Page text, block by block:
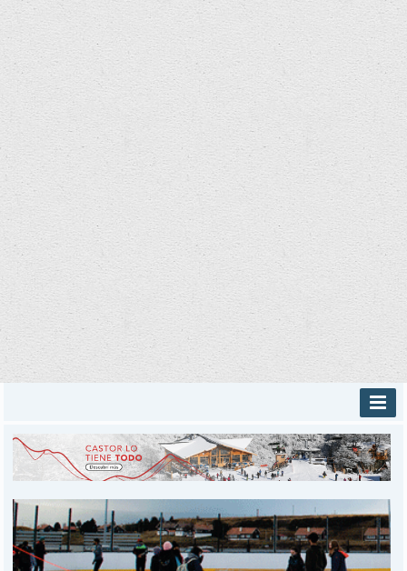
INICIO
PROVINCIALES
DEPORTES
POLICIALES
I-DIARIO